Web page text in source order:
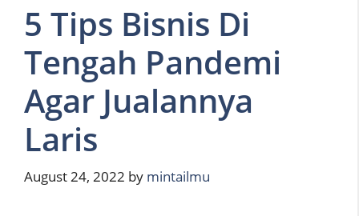
5 Tips Bisnis Di
Tengah Pandemi
Agar Jualannya
Laris
August 24, 2022 by mintailmu